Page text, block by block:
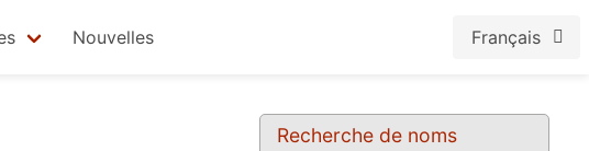
Nouvelles Français
Recherche de noms